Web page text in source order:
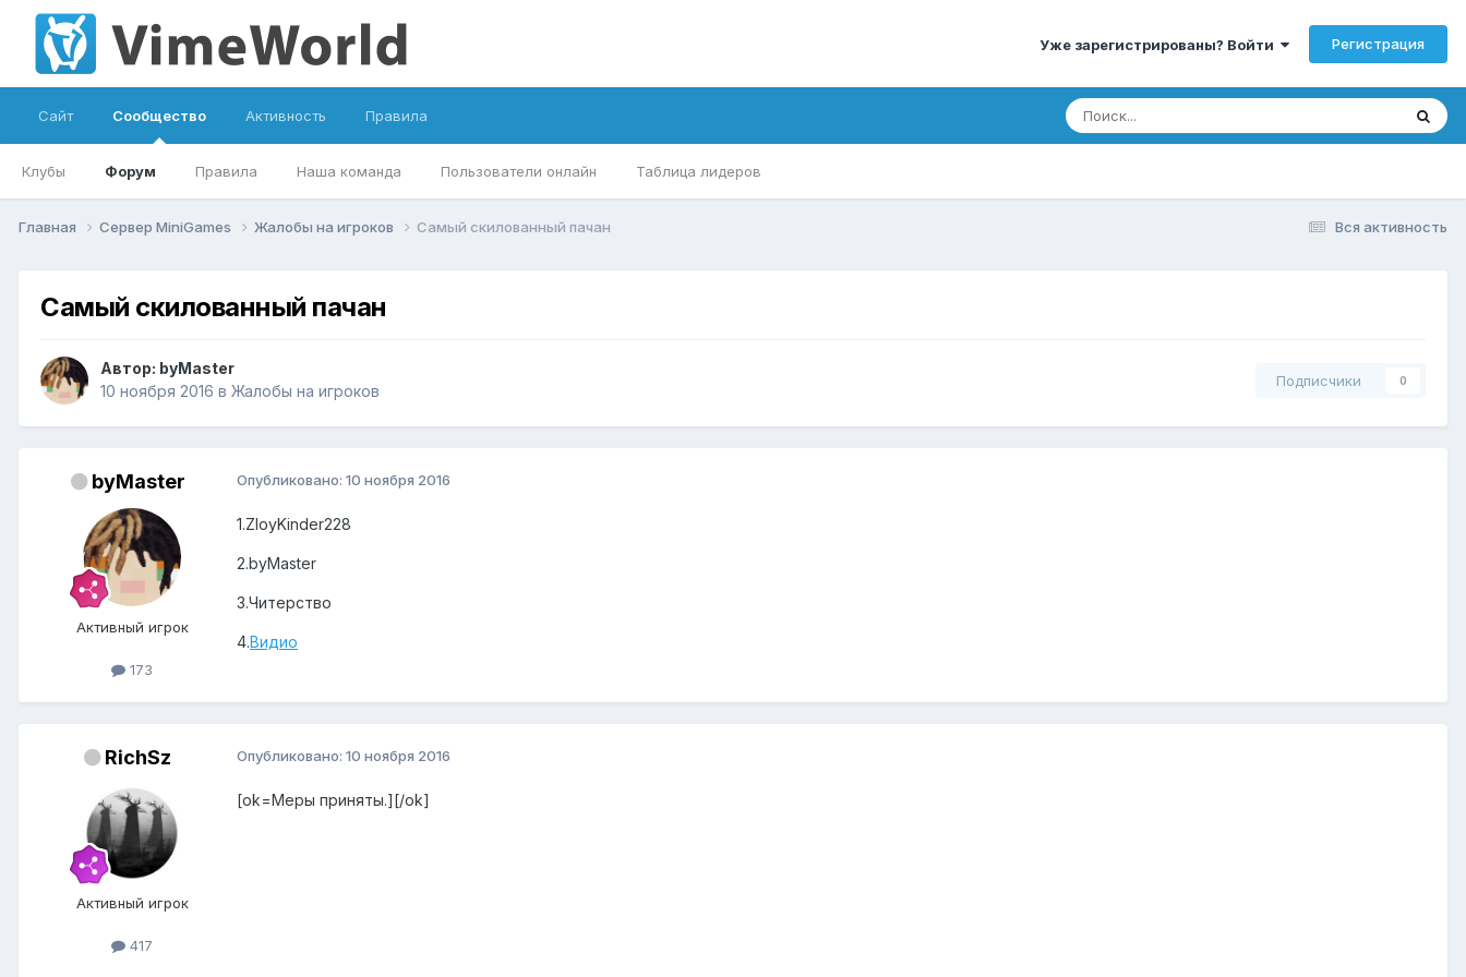
Уже зарегистрированы? Войти Регистрация
Сайт Сообщество
Клубы Форум Правила Наша команда Пользователи онлайн Таблица лидеров
Активность Правила
Вся активность
Главная Сервер MiniGames Жалобы на игроков Самый скилованный пачан
Самый скилованный пачан
Автор: byMaster
10 ноября 2016 в Жалобы на игроков
Подписчики 0
byMaster
Активный игрок
173
Опубликовано: 10 ноября 2016
1.ZloyKinder228
2.byMaster
3.Читерство
4.Видио
RichSz
Активный игрок
417
Опубликовано: 10 ноября 2016
[ok=Меры приняты.][/ok]